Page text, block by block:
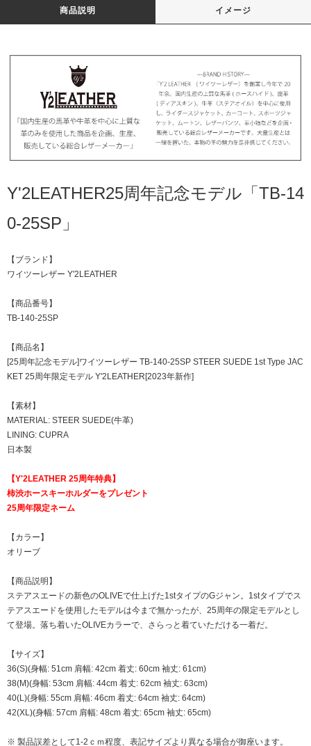
商品説明 イメージ
Y'2LEATHER25周年記念モデル「TB-14
0-25SP」
【ブランド】
ワイツーレザー Y'2LEATHER
【商品番号】
TB-140-25SP
【商品名】
[25周年記念モデル]ワイツーレザー TB-140-25SP STEER SUEDE 1st Type JAC
KET 25周年限定モデル Y'2LEATHER[2023年新作]
【素材】
MATERIAL: STEER SUEDE(牛革)
LINING: CUPRA
日本製
【Y'2LEATHER 25周年特典】
柿渋ホースキーホルダーをプレゼント
25周年限定ネーム
【カラー】
オリーブ
【商品説明】
ステアスエードの新色のOLIVEで仕上げた1stタイプのGジャン。1stタイプでス
テアスエードを使用したモデルは今まで無かったが、25周年の限定モデルとし
て登場。落ち着いたOLIVEカラーで、さらっと着ていただける一着だ。
【サイズ】
36(S)(身幅: 51cm 肩幅: 42cm 着丈: 60cm 袖丈: 61cm)
38(M)(身幅: 53cm 肩幅: 44cm 着丈: 62cm 袖丈: 63cm)
40(L)(身幅: 55cm 肩幅: 46cm 着丈: 64cm 袖丈: 64cm)
42(XL)(身幅: 57cm 肩幅: 48cm 着丈: 65cm 袖丈: 65cm)
※ 製品誤差として1-2ｃｍ程度、表記サイズより異なる場合が御座います。